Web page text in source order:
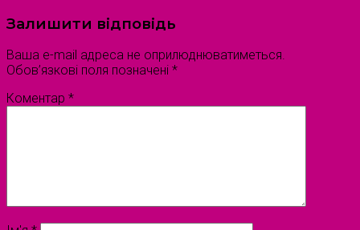
Залишити відповідь
Ваша e-mail адреса не оприлюднюватиметься.
Обов’язкові поля позначені *
Коментар *